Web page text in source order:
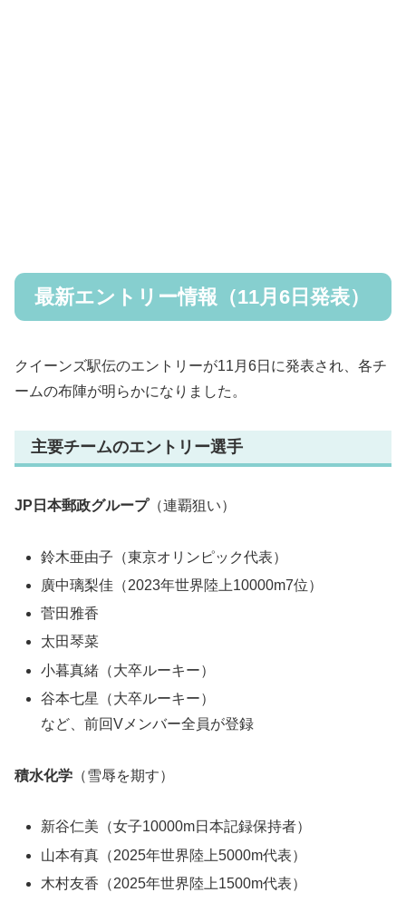
最新エントリー情報（11月6日発表）
クイーンズ駅伝のエントリーが11月6日に発表され、各チ
ームの布陣が明らかになりました。
主要チームのエントリー選手
JP日本郵政グループ（連覇狙い）
鈴木亜由子（東京オリンピック代表）
廣中璃梨佳（2023年世界陸上10000m7位）
菅田雅香
太田琴菜
小暮真緒（大卒ルーキー）
谷本七星（大卒ルーキー）
など、前回Vメンバー全員が登録
積水化学 （雪辱を期す）
新谷仁美（女子10000m日本記録保持者）
山本有真（2025年世界陸上5000m代表）
木村友香（2025年世界陸上1500m代表）